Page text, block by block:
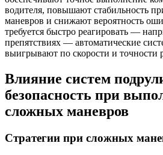
водителя, повышают стабильность
маневров и снижают вероятность
требуется быстро реагировать —
препятствиях — автоматические
выигрывают по скорости и точности
Влияние систем
безопасность при
сложных маневров
Стратегии при сложных